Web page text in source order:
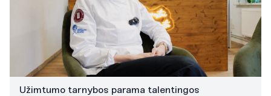
Užimtumo tarnybos parama talentingos